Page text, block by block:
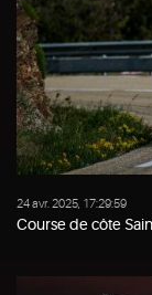
24 avr. 2025, 17:29:59
Course de côte